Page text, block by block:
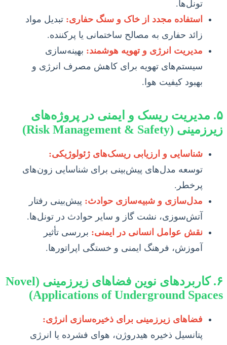
تونل‌ها.
استفاده مجدد از خاک و سنگ حفاری: تبدیل مواد
زائد حفاری به مصالح ساختمانی یا پرکننده.
مدیریت انرژی و تهویه هوشمند: بهینه‌سازی
سیستم‌های تهویه برای کاهش مصرف انرژی و
بهبود کیفیت هوا.
۵. مدیریت ریسک و ایمنی در پروژه‌های
زیرزمینی (Risk Management & Safety)
شناسایی و ارزیابی ریسک‌های ژئولوژیکی:
توسعه مدل‌های پیش‌بینی برای شناسایی زون‌های
پرخطر.
مدل‌سازی و شبیه‌سازی حوادث: پیش‌بینی رفتار
آتش‌سوزی، نشت گاز و سایر حوادث در تونل‌ها.
نقش عوامل انسانی در ایمنی: بررسی تأثیر
آموزش، فرهنگ ایمنی و خستگی اپراتورها.
۶. کاربردهای نوین فضاهای زیرزمینی (Novel
Applications of Underground Spaces)
فضاهای زیرزمینی برای ذخیره‌سازی انرژی:
پتانسیل ذخیره هیدروژن، هوای فشرده یا انرژی